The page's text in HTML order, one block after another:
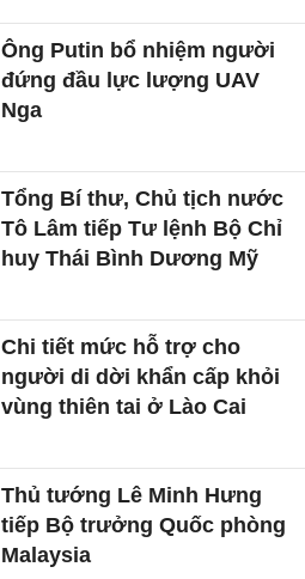
Ông Putin bổ nhiệm người
đứng đầu lực lượng UAV
Nga
Tổng Bí thư, Chủ tịch nước
Tô Lâm tiếp Tư lệnh Bộ Chỉ
huy Thái Bình Dương Mỹ
Chi tiết mức hỗ trợ cho
người di dời khẩn cấp khỏi
vùng thiên tai ở Lào Cai
Thủ tướng Lê Minh Hưng
tiếp Bộ trưởng Quốc phòng
Malaysia